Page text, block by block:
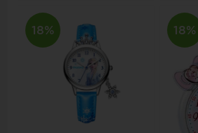
18% 18%